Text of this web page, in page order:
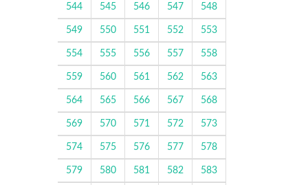
544 545 546 547 548
549 550 551 552 553
554 555 556 557 558
559 560 561 562 563
564 565 566 567 568
569 570 571 572 573
574 575 576 577 578
579 580 581 582 583